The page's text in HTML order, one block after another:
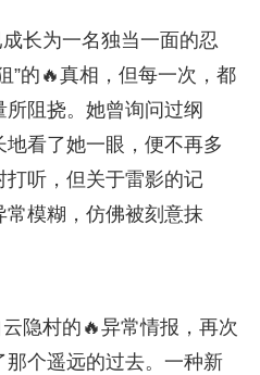
长为一名独当一面的忍
”的🔥真相，但每一次，都
阻挠。她曾询问过纲
看了她一眼，便不再多
听，但关于雷影的记
模糊，仿佛被刻意抹
隐村的🔥异常情报，再次
个遥远的过去。一种新